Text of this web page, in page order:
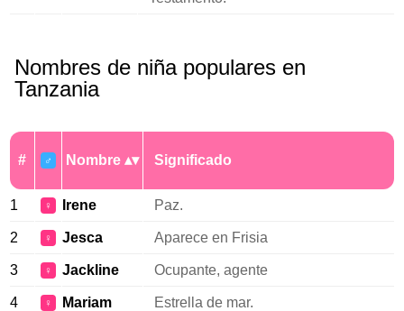
Nombres de niña populares en
Tanzania
# ♂ Nombre Significado
1 ♀ Irene Paz.
2 ♀ Jesca Aparece en Frisia
3 ♀ Jackline Ocupante, agente
4 ♀ Mariam Estrella de mar.